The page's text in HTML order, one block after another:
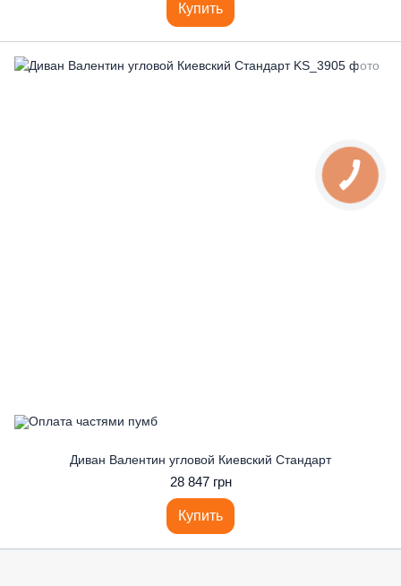
Купить
Диван Валентин угловой Киевский Стандарт
28 847 грн
Купить